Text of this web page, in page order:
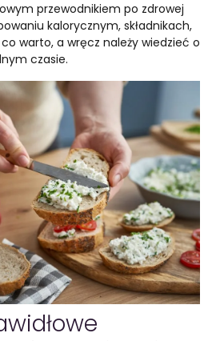
przewodnikiem po zdrowej
kalorycznym, składnikach,
warto, a wręcz należy wiedzieć o
czasie.